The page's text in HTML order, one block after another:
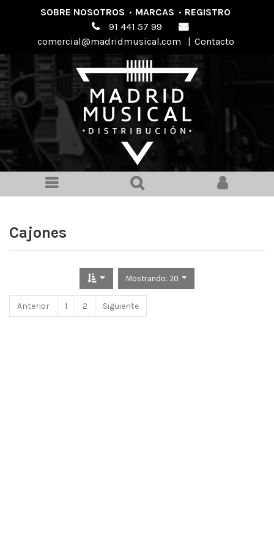
SOBRE NOSOTROS · MARCAS · REGISTRO
91 441 57 99
comercial@madridmusical.com
| Contacto
Cajones
Mostrando: 20
Anterior 1 2 Siguiente